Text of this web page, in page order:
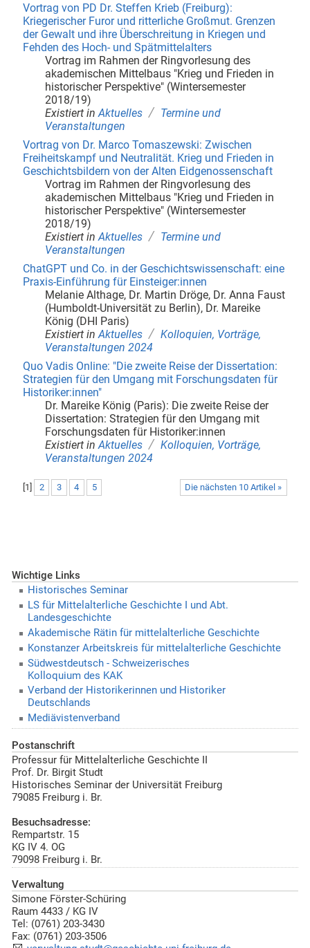
Vortrag von PD Dr. Steffen Krieb (Freiburg):
Kriegerischer Furor und ritterliche Großmut. Grenzen
der Gewalt und ihre Überschreitung in Kriegen und
Fehden des Hoch- und Spätmittelalters
Vortrag im Rahmen der Ringvorlesung des
akademischen Mittelbaus "Krieg und Frieden in
historischer Perspektive" (Wintersemester
2018/19)
Existiert in Aktuelles / Termine und
Veranstaltungen
Vortrag von Dr. Marco Tomaszewski: Zwischen
Freiheitskampf und Neutralität. Krieg und Frieden in
Geschichtsbildern von der Alten Eidgenossenschaft
Vortrag im Rahmen der Ringvorlesung des
akademischen Mittelbaus "Krieg und Frieden in
historischer Perspektive" (Wintersemester
2018/19)
Existiert in Aktuelles / Termine und
Veranstaltungen
ChatGPT und Co. in der Geschichtswissenschaft: eine
Praxis-Einführung für Einsteiger:innen
Melanie Althage, Dr. Martin Dröge, Dr. Anna Faust
(Humboldt-Universität zu Berlin), Dr. Mareike
König (DHI Paris)
Existiert in Aktuelles / Kolloquien, Vorträge,
Veranstaltungen 2024
Quo Vadis Online: "Die zweite Reise der Dissertation:
Strategien für den Umgang mit Forschungsdaten für
Historiker:innen"
Dr. Mareike König (Paris): Die zweite Reise der
Dissertation: Strategien für den Umgang mit
Forschungsdaten für Historiker:innen
Existiert in Aktuelles / Kolloquien, Vorträge,
Veranstaltungen 2024
Die nächsten 10 Artikel »
1 2 3 4 5
Wichtige Links
Historisches Seminar
LS für Mittelalterliche Geschichte I und Abt.
Landesgeschichte
Akademische Rätin für mittelalterliche Geschichte
Konstanzer Arbeitskreis für mittelalterliche Geschichte
Südwestdeutsch - Schweizerisches
Kolloquium des KAK
Verband der Historikerinnen und Historiker
Deutschlands
Mediävistenverband
Postanschrift
Professur für Mittelalterliche Geschichte II
Prof. Dr. Birgit Studt
Historisches Seminar der Universität Freiburg
79085 Freiburg i. Br.
Besuchsadresse:
Rempartstr. 15
KG IV 4. OG
79098 Freiburg i. Br.
Verwaltung
Simone Förster-Schüring
Raum 4433 / KG IV
Tel: (0761) 203-3430
Fax: (0761) 203-3506